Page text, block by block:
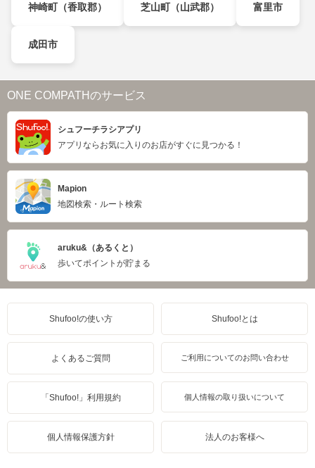
神崎町（香取郡） 芝山町（山武郡） 富里市
成田市
ONE COMPATHのサービス
シュフーチラシアプリ
アプリならお気に入りのお店がすぐに見つかる！
Mapion
地図検索・ルート検索
aruku&（あるくと）
歩いてポイントが貯まる
Shufoo!の使い方 Shufoo!とは
よくあるご質問 ご利用についてのお問い合わせ
「Shufoo!」利用規約 個人情報の取り扱いについて
個人情報保護方針 法人のお客様へ